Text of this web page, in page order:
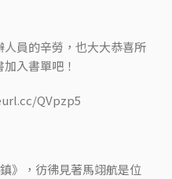
員的辛勞，也大大恭喜所
入書單吧！
QVpzp5
》，彷彿見著馬翊航是位